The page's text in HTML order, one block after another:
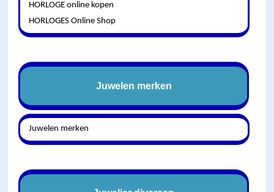
HORLOGE online kopen
HORLOGES Online Shop
Juwelen merken
Juwelen merken